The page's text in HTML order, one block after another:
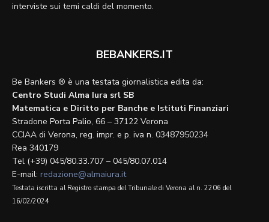
interviste sui temi caldi del momento.
BEBANKERS.IT
Be Bankers ® è una testata giornalistica edita da:
Centro Studi Alma Iura srl SB
Matematica e Diritto per Banche e Istituti Finanziari
Stradone Porta Palio, 66 – 37122 Verona
CCIAA di Verona, reg. impr. e p. iva n. 03487950234
Rea 340179
Tel (+39) 045/80.33.707 – 045/80.07.014
E-mail: redazione@almaiura.it
Testata iscritta al Registro stampa del Tribunale di Verona al n. 2206 del
16/02/2024